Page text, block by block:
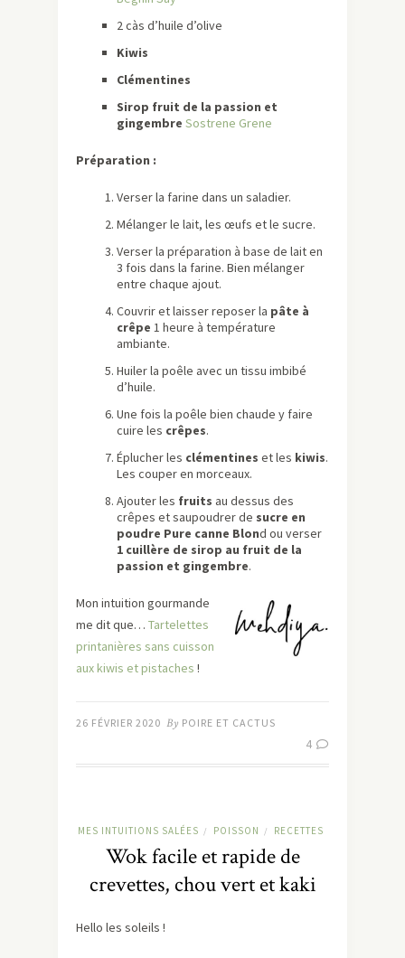
2 càs d’huile d’olive
Kiwis
Clémentines
Sirop fruit de la passion et
gingembre Sostrene Grene
Préparation :
Verser la farine dans un saladier.
Mélanger le lait, les œufs et le sucre.
Verser la préparation à base de lait en
3 fois dans la farine. Bien mélanger
entre chaque ajout.
Couvrir et laisser reposer la pâte à
crêpe 1 heure à température
ambiante.
Huiler la poêle avec un tissu imbibé
d’huile.
Une fois la poêle bien chaude y faire
cuire les crêpes.
Éplucher les clémentines et les kiwis.
Les couper en morceaux.
Ajouter les fruits au dessus des
crêpes et saupoudrer de sucre en
poudre Pure canne Blond ou verser
1 cuillère de sirop au fruit de la
passion et gingembre.
Mon intuition gourmande
me dit que… Tartelettes
printanières sans cuisson
aux kiwis et pistaches !
26 FÉVRIER 2020 By POIRE ET CACTUS
4
MES INTUITIONS SALÉES / POISSON / RECETTES
Wok facile et rapide de
crevettes, chou vert et kaki
Hello les soleils !